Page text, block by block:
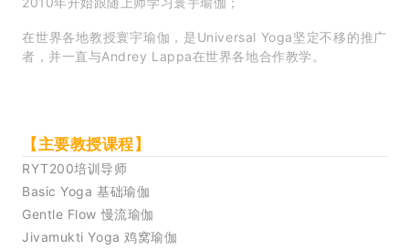
在世界各地教授寰宇瑜伽，是Universal Yoga坚定不移的推广
者，并一直与Andrey Lappa在世界各地合作教学。
【主要教授课程】
RYT200培训导师
Basic Yoga 基础瑜伽
Gentle Flow 慢流瑜伽
Jivamukti Yoga 鸡窝瑜伽